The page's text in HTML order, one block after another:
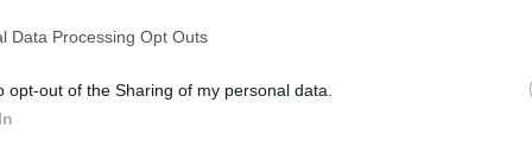
Data Processing Opt Outs
opt-out of the Sharing of my personal data.
που τις ενώνει ένας μεγάλος έρωτας
αποστάσεις και τον χρόνο.